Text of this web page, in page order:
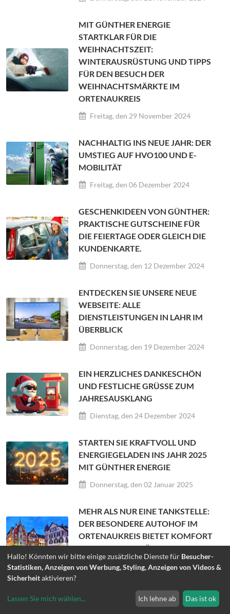
MIT GÜNTHER ENERGIE
STARTKLAR FÜR DIE
WEIHNACHTSZEIT:
WINTERAUSRÜSTUNG UND TIPPS
FÜR DEN BESUCH DER
WEIHNACHTSMÄRKTE IM
ORTENAUKREIS
Freitag, den 29 November 2024
NACHHALTIG INS NEUE JAHR: DER
UMSTIEG AUF HVO100 UND E-
MOBILITÄT
Freitag, den 06 Dezember 2024
GESCHENKIDEEN VON GÜNTHER:
PRAKTISCHE GUTSCHEINE FÜR
DIE FEIERTAGE ODER GLEICH DIE
KUNDENKARTE.
Donnerstag, den 12 Dezember 2024
ENTDECKEN SIE UNSERE NEUE
WEBSEITE: ALLE
DIENSTLEISTUNGEN IN LAHR IM
ÜBERBLICK
Donnerstag, den 19 Dezember 2024
EIN HERZLICHES DANKESCHÖN
UND FESTLICHE GRÜSSE ZUM J
AHRESAUSKLANG
Dienstag, den 24 Dezember 2024
STARTEN SIE KRAFTVOLL UND
ENERGIEGELADEN INS JAHR 2025
MIT GÜNTHER ENERGIE
Donnerstag, den 02 Januar 2025
MEHR ALS NUR EINE TANKSTELLE:
DER BESONDERE AUTOHOF IM
ORTENAUKREIS BIETET KOMFORT
UND EFFIZIENZ FÜR REISENDE
Dienstag, den 07 Januar 2025
GUT DURCH DEN WINTER: TIPPS
FÜR SICHERES FAHREN UND
Hallo! Könnten wir bitte einige zusätzliche Dienste für Besucher-
Statistiken, Anzeigen von Werbung, Styling, Anzeigen von Videos &
Sicherheitaktivieren?
Lassen Sie mich wählen... Ich lehne ab Das ist ok